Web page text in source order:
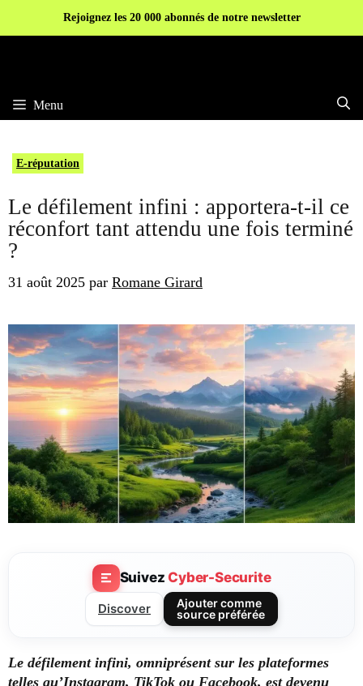
Rejoignez les 20 000 abonnés de notre newsletter
Menu
E-réputation
Le défilement infini : apportera-t-il ce
réconfort tant attendu une fois terminé
?
31 août 2025 par Romane Girard
SuivezCyber-Securite
Discover
Ajouter comme
source préférée
Le défilement infini, omniprésent sur les plateformes
telles qu’Instagram, TikTok ou Facebook, est devenu